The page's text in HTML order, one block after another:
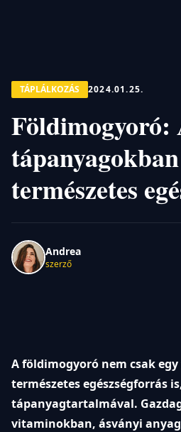
TÁPLÁLKOZÁS 2024.01.25.
Földimogyoró:
természetes
Andrea
szerző
A földimogyoró nem csak
természetes egészségforrás
tápanyagtartalmával.
vitaminokban, ásványi